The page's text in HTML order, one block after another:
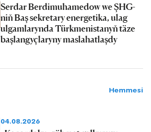
Serdar Berdimuhamedow we ŞHG-
niň Baş sekretary energetika, ulag
ulgamlarynda Türkmenistanyň täze
başlangyçlaryny maslahatlaşdy
Hemmesi
04.08.2026